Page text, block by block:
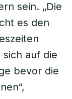
sein. „Die
es den
auf die
bevor die